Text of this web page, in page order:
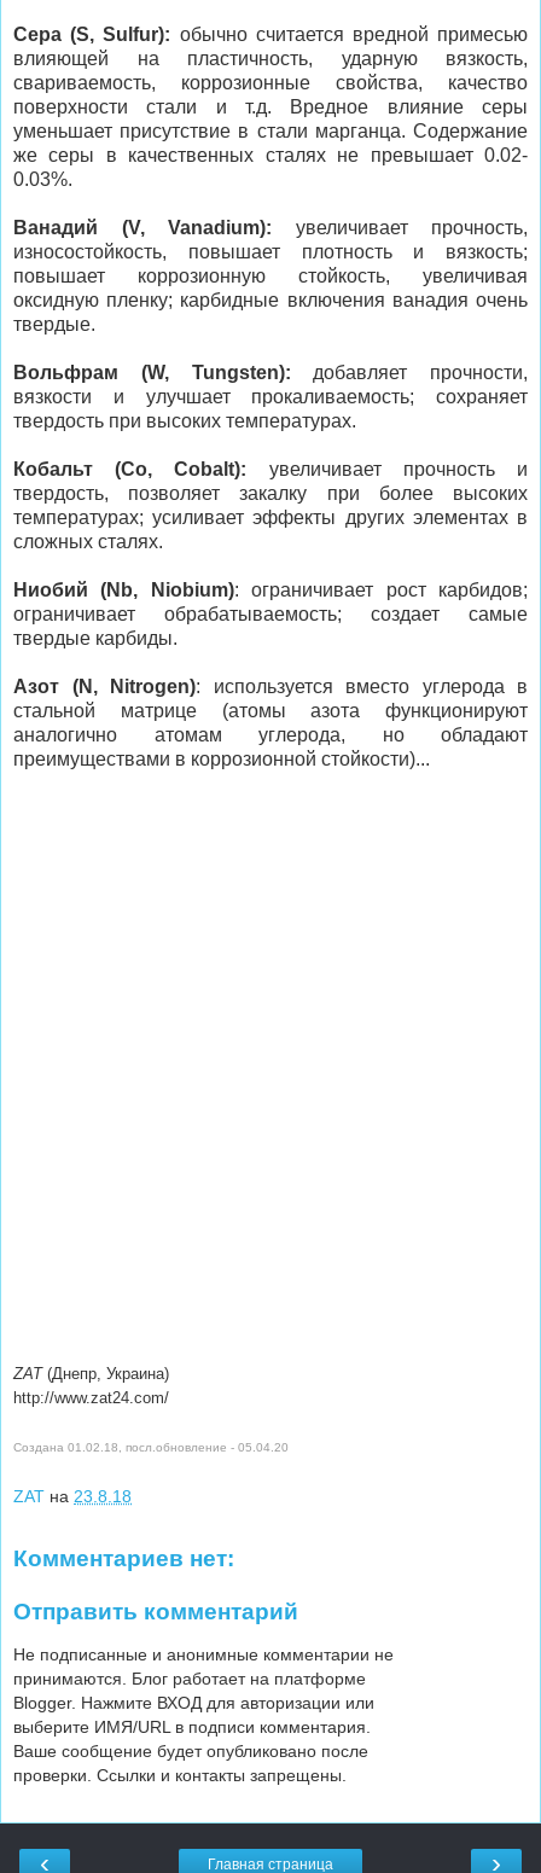
Сера (S, Sulfur): обычно считается вредной примесью
влияющей на пластичность, ударную вязкость,
свариваемость, коррозионные свойства, качество
поверхности стали и т.д. Вредное влияние серы
уменьшает присутствие в стали марганца. Содержание
же серы в качественных сталях не превышает 0.02-
0.03%.
Ванадий (V, Vanadium): увеличивает прочность,
износостойкость, повышает плотность и вязкость;
повышает коррозионную стойкость, увеличивая
оксидную пленку; карбидные включения ванадия очень
твердые.
Вольфрам (W, Tungsten): добавляет прочности,
вязкости и улучшает прокаливаемость; сохраняет
твердость при высоких температурах.
Кобальт (Co, Cobalt): увеличивает прочность и
твердость, позволяет закалку при более высоких
температурах; усиливает эффекты других элементах в
сложных сталях.
Ниобий (Nb, Niobium): ограничивает рост карбидов;
ограничивает обрабатываемость; создает самые
твердые карбиды.
Азот (N, Nitrogen): используется вместо углерода в
стальной матрице (атомы азота функционируют
аналогично атомам углерода, но обладают
преимуществами в коррозионной стойкости)...
ZAT (Днепр, Украина)
http://www.zat24.com/
Создана 01.02.18, посл.обновление - 05.04.20
ZAT на 23.8.18
Комментариев нет:
Отправить комментарий
Не подписанные и анонимные комментарии не
принимаются. Блог работает на платформе
Blogger. Нажмите ВХОД для авторизации или
выберите ИМЯ/URL в подписи комментария.
Ваше сообщение будет опубликовано после
проверки. Ссылки и контакты запрещены.
‹ ›
Главная страница